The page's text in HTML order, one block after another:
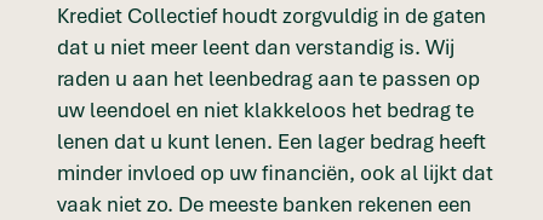
Krediet Collectief houdt zorgvuldig in de gaten
dat u niet meer leent dan verstandig is. Wij
raden u aan het leenbedrag aan te passen op
uw leendoel en niet klakkeloos het bedrag te
lenen dat u kunt lenen. Een lager bedrag heeft
minder invloed op uw financiën, ook al lijkt dat
vaak niet zo. De meeste banken rekenen een